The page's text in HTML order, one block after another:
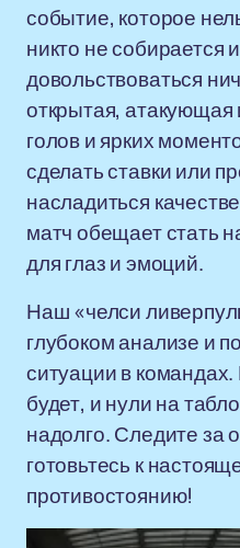
событие, которое
никто не собирается
довольствоваться
открытая,
голов и ярких
сделать ставки или
насладиться
матч обещает стать
для глаз и эмоций.
Наш «челси
глубоком анализе и
ситуации в
будет, и нули на
надолго. Следите за
готовьтесь к
противостоянию!